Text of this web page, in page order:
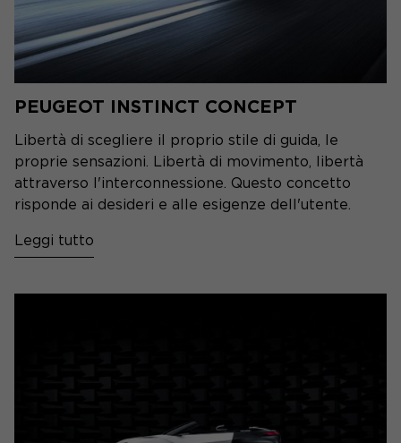
PEUGEOT INSTINCT CONCEPT
Libertà di scegliere il proprio stile di guida, le
proprie sensazioni. Libertà di movimento, libertà
attraverso l'interconnessione. Questo concetto
risponde ai desideri e alle esigenze dell'utente.
Leggi tutto